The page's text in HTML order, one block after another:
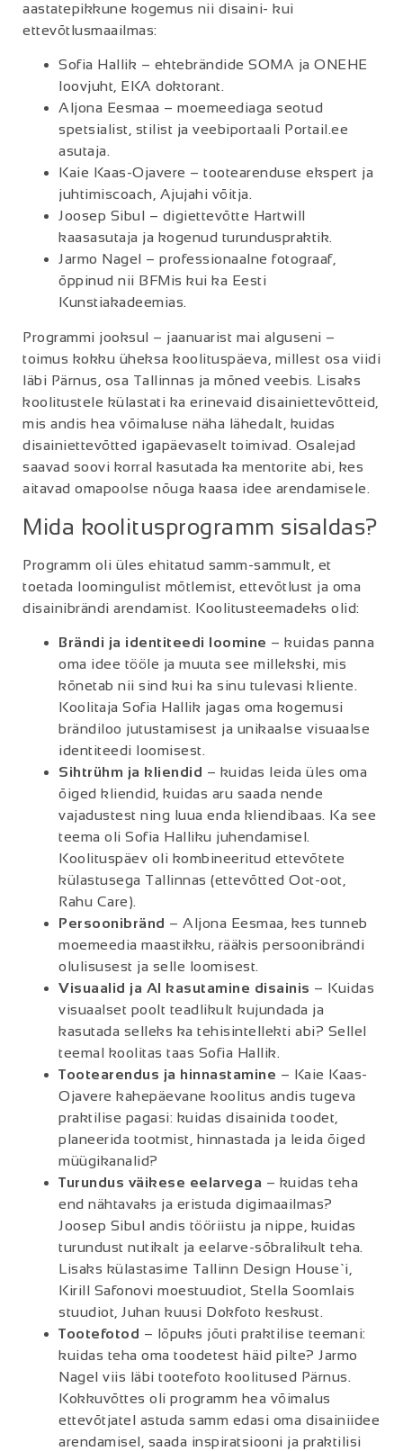
aastatepikkune kogemus nii disaini- kui
ettevõtlusmaailmas:
Sofia Hallik – ehtebrändide SOMA ja ONEHE
loovjuht, EKA doktorant.
Aljona Eesmaa – moemeediaga seotud
spetsialist, stilist ja veebiportaali Portail.ee
asutaja.
Kaie Kaas-Ojavere – tootearenduse ekspert ja
juhtimiscoach, Ajujahi võitja.
Joosep Sibul – digiettevõtte Hartwill
kaasasutaja ja kogenud turunduspraktik.
Jarmo Nagel – professionaalne fotograaf,
õppinud nii BFMis kui ka Eesti
Kunstiakadeemias.
Programmi jooksul – jaanuarist mai alguseni –
toimus kokku üheksa koolituspäeva, millest osa viidi
läbi Pärnus, osa Tallinnas ja mõned veebis. Lisaks
koolitustele külastati ka erinevaid disainiettevõtteid,
mis andis hea võimaluse näha lähedalt, kuidas
disainiettevõtted igapäevaselt toimivad. Osalejad
saavad soovi korral kasutada ka mentorite abi, kes
aitavad omapoolse nõuga kaasa idee arendamisele.
Mida koolitusprogramm sisaldas?
Programm oli üles ehitatud samm-sammult, et
toetada loomingulist mõtlemist, ettevõtlust ja oma
disainibrändi arendamist. Koolitusteemadeks olid:
Brändi ja identiteedi loomine – kuidas panna
oma idee tööle ja muuta see millekski, mis
kõnetab nii sind kui ka sinu tulevasi kliente.
Koolitaja Sofia Hallik jagas oma kogemusi
brändiloo jutustamisest ja unikaalse visuaalse
identiteedi loomisest.
Sihtrühm ja kliendid – kuidas leida üles oma
õiged kliendid, kuidas aru saada nende
vajadustest ning luua enda kliendibaas. Ka see
teema oli Sofia Halliku juhendamisel.
Koolituspäev oli kombineeritud ettevõtete
külastusega Tallinnas (ettevõtted Oot-oot,
Rahu Care).
Persoonibränd – Aljona Eesmaa, kes tunneb
moemeedia maastikku, rääkis persoonibrändi
olulisusest ja selle loomisest.
Visuaalid ja AI kasutamine disainis – Kuidas
visuaalset poolt teadlikult kujundada ja
kasutada selleks ka tehisintellekti abi? Sellel
teemal koolitas taas Sofia Hallik.
Tootearendus ja hinnastamine – Kaie Kaas-
Ojavere kahepäevane koolitus andis tugeva
praktilise pagasi: kuidas disainida toodet,
planeerida tootmist, hinnastada ja leida õiged
müügikanalid?
Turundus väikese eelarvega – kuidas teha
end nähtavaks ja eristuda digimaailmas?
Joosep Sibul andis tööriistu ja nippe, kuidas
turundust nutikalt ja eelarve-sõbralikult teha.
Lisaks külastasime Tallinn Design House`i,
Kirill Safonovi moestuudiot, Stella Soomlais
stuudiot, Juhan kuusi Dokfoto keskust.
Tootefotod – lõpuks jõuti praktilise teemani:
kuidas teha oma toodetest häid pilte? Jarmo
Nagel viis läbi tootefoto koolitused Pärnus.
Kokkuvõttes oli programm hea võimalus
ettevõtjatel astuda samm edasi oma disainiidee
arendamisel, saada inspiratsiooni ja praktilisi